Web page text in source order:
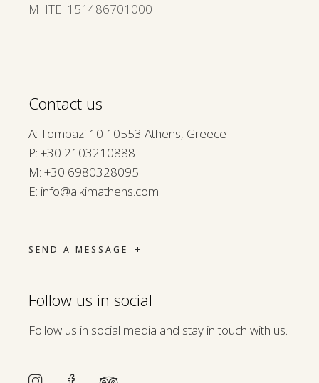
ΜΗΤΕ: 151486701000
Contact us
A: Tompazi 10 10553 Athens, Greece
P: +30 2103210888
M: +30 6980328095
E: info@alkimathens.com
SEND A MESSAGE
Follow us in social
Follow us in social media and stay in touch with us.